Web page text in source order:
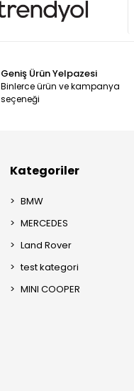
Geniş Ürün Yelpazesi
Binlerce ürün ve kampanya
seçeneği
Kategoriler
BMW
MERCEDES
Land Rover
test kategori
MINI COOPER